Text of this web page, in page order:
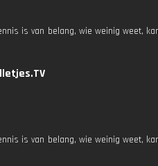
is van belang, wie weinig weet,
is van belang, wie weinig weet,